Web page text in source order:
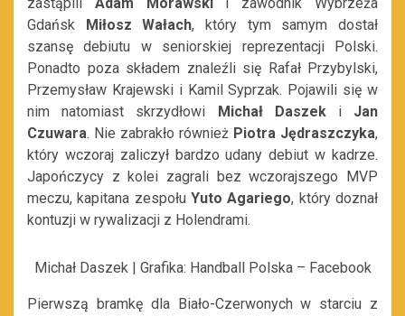
Gdańsk
Miłosz Wałach, który tym samym dostał
szansę debiutu w seniorskiej reprezentacji Polski.
Ponadto poza składem znaleźli się Rafał Przybylski,
Przemysław Krajewski i Kamil Syprzak. Pojawili się w
nim natomiast skrzydłowi
Michał Daszeki Jan
Czuwara. Nie zabrakło również Piotra Jędraszczyka,
który wczoraj zaliczył bardzo udany debiut w kadrze.
Japończycy z kolei zagrali bez wczorajszego MVP
meczu, kapitana zespołu Yuto Agariego, który doznał
kontuzji w rywalizacji z Holendrami.
Michał Daszek | Grafika: Handball Polska – Facebook
Pierwszą bramkę dla Biało-Czerwonych w starciu z